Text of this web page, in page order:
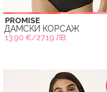
PROMISE
ДАМСКИ КОРСАЖ
13.90 €/27.19 ЛВ.